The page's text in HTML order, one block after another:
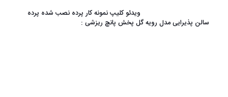
ویدئو کلیپ نمونه کار پرده نصب شده پرده
سالن پذیرایی مدل رویه گل پخش پانچ ریزشی :